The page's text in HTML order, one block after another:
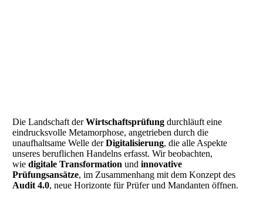
Die Landschaft derWirtschaftsprüfung durchläuft eine
eindrucksvolle Metamorphose, angetrieben durch die
unaufhaltsame Welle derDigitalisierung, die alle Aspekte
unseres beruflichen Handelns erfasst. Wir beobachten,
wie digitale Transformation und innovative
Prüfungsansätze, im Zusammenhang mit dem Konzept des
Audit 4.0, neue Horizonte für Prüfer und Mandanten öffnen.